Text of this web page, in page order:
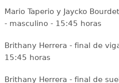
Mario Taperio y Jaycko
- masculino - 15:45 horas
Brithany Herrera - final de
15:45 horas
Brithany Herrera - final de